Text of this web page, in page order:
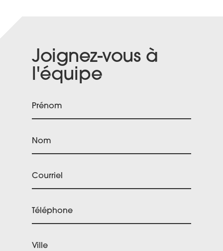
Joignez-vous à
l'équipe
Prénom
Nom
Courriel
Téléphone
Ville